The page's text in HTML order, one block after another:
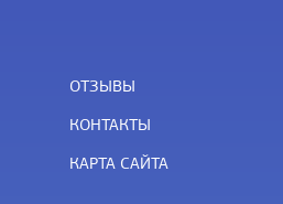
ОТЗЫВЫ
КОНТАКТЫ
КАРТА САЙТА